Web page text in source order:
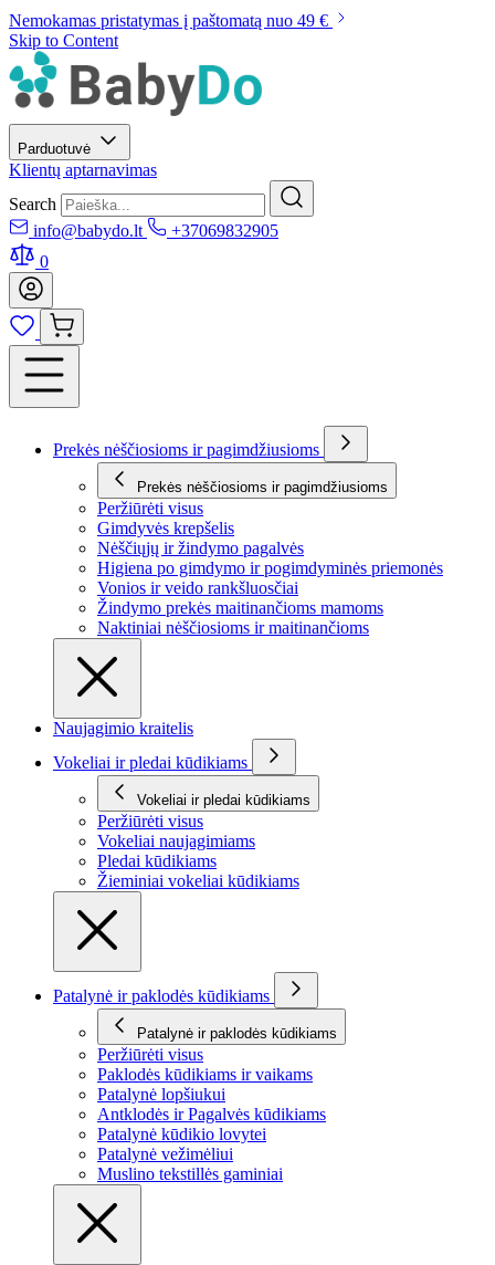
Nemokamas pristatymas į paštomatą nuo 49 €
Skip to Content
Parduotuvė
Klientų aptarnavimas
Search
info@babydo.lt
+37069832905
0
Prekės nėščiosioms ir pagimdžiusioms
Prekės nėščiosioms ir pagimdžiusioms
Peržiūrėti visus
Gimdyvės krepšelis
Nėščiųjų ir žindymo pagalvės
Higiena po gimdymo ir pogimdyminės priemonės
Vonios ir veido rankšluosčiai
Žindymo prekės maitinančioms mamoms
Naktiniai nėščiosioms ir maitinančioms
Naujagimio kraitelis
Vokeliai ir pledai kūdikiams
Vokeliai ir pledai kūdikiams
Peržiūrėti visus
Vokeliai naujagimiams
Pledai kūdikiams
Žieminiai vokeliai kūdikiams
Patalynė ir paklodės kūdikiams
Patalynė ir paklodės kūdikiams
Peržiūrėti visus
Paklodės kūdikiams ir vaikams
Patalynė lopšiukui
Antklodės ir Pagalvės kūdikiams
Patalynė kūdikio lovytei
Patalynė vežimėliui
Muslino tekstillės gaminiai